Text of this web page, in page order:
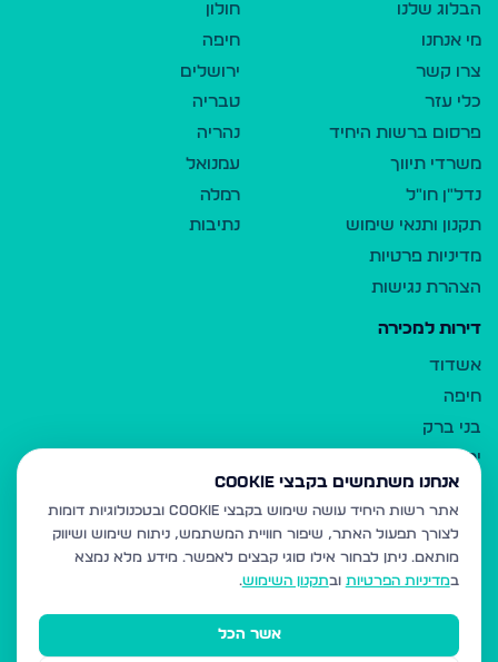
הבלוג שלנו
מי אנחנו
צרו קשר
כלי עזר
פרסום ברשות היחיד
משרדי תיווך
נדל"ן חו"ל
תקנון ותנאי שימוש
מדיניות פרטיות
הצהרת נגישות
חולון
חיפה
ירושלים
טבריה
נהריה
עמנואל
רמלה
נתיבות
דירות למכירה
אשדוד
חיפה
בני ברק
ירושלים
אלעד
גבעת זאב
בית שמש
רכסים
מודיעין עילית
אנחנו משתמשים בקבצי Cookie
אתר רשות היחיד עושה שימוש בקבצי Cookie ובטכנולוגיות דומות
לצורך תפעול האתר, שיפור חוויית המשתמש, ניתוח שימוש ושיווק
מותאם. ניתן לבחור אילו סוגי קבצים לאפשר. מידע מלא נמצא
במדיניות הפרטיות ובתקנון השימוש.
אשר הכל